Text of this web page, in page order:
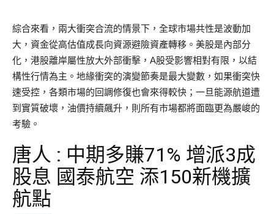
綜合來看，兩大衝突合流的情景下，全球市場共性是波動加
大，資金從高估值成長向資源避險資產轉移。美股是內部分
化，港股離岸屬性放大外部衝擊，A股受影響相對有限，以結
構性行情為主。地緣衝突的演變節奏是最大變數，如果衝突快
速受控，各類市場的回調修復也會來得較快；一旦能源航道遭
到實質破壞，油價持續飆升，則所有市場都將面臨更為嚴峻的
考驗。
唐人 : 中期多賺71% 增派3成
股息 國泰航空 添150新機擴
航點